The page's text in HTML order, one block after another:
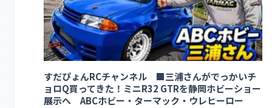
すだぴょんRCチャンネル ■三浦さんがでっかいチ
ョロQ買ってきた！ミニR32 GTRを静岡ホビーショー
展示へ ABCホビー・ターマック・ウレヒーロー